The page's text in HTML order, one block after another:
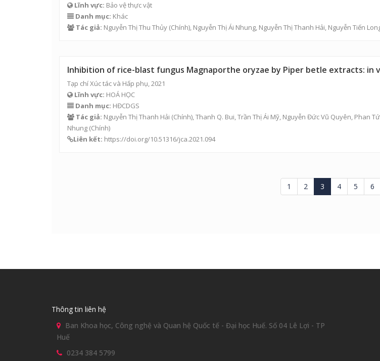
Lĩnh vực: Bảo vệ thực vật
Danh mục: Khác
Tác giả: Nguyễn Thị Thu Thủy (Chính), Nguyễn Thị Ái Nhung, Nguyễn Thị Thanh Hải, Nguyễn Tiến
Inhibition of rice-blast fungus Magnaporthe oryzae by Piper betle extracts: in
Tạp chí Xúc tác và Hấp phụ, 2021
Lĩnh vực: HOÁ HỌC
Danh mục: HĐCDGS
Tác giả: Nguyễn Thị Thanh Hải (Chính),Thanh Q. Bui,Trần Thị Ái Mỹ, Nguyễn Đức Vũ Quyên, Phan
Nhung (Chính)
Liên kết: https://doi.org/10.51316/jca.2021.094
1 2 3 4 5 6
Thông tin liên hệ
Ban Khoa học, Công nghệ và Quan hệ Quốc tế - Đại học Huế. Số 04 Lê Lợi - TP
Huế
0234 384 5799